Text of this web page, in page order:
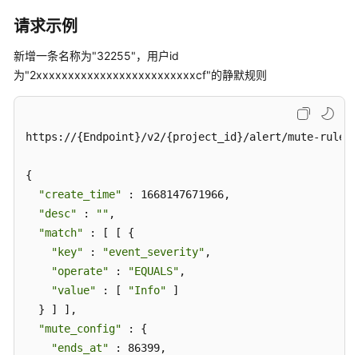
件
类
则
新
事
件
类
告
警
则
请求示例
新增一条名称为"32255"，用户id
为"2xxxxxxxxxxxxxxxxxxxxxxxxxcf"的静默规则
https://{Endpoint}/v2/{project_id}/alert/mute-rules
{
"create_time" : 1668147671966,
"desc" : "" ,
"match" : [ [ {
"key" : "event_severity" ,
"operate" : "EQUALS" ,
"value" : [ "Info" ]
  } ] ],
"mute_config" : {
"ends_at" : 86399,